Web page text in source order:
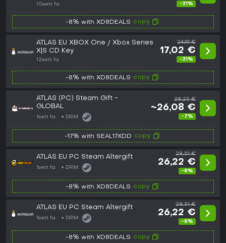
10sett fa -31%
-8% with XD8DEALS copy
ATLAS EU XBOX One / Xbox Series
X|S CD Key
12sett fa
24,99 €
17,02 €
-31%
-8% with XD8DEALS copy
ATLAS (PC) Steam Gift -
GLOBAL
1sett fa DRM:
28,25 €
~26,08 €
-7%
-17% with SEAL17XDD copy
ATLAS EU PC Steam Altergift
1sett fa DRM:
28,51 €
26,22 €
-8%
-8% with XD8DEALS copy
ATLAS EU PC Steam Altergift
1sett fa DRM:
28,51 €
26,22 €
-8%
-8% with XD8DEALS copy